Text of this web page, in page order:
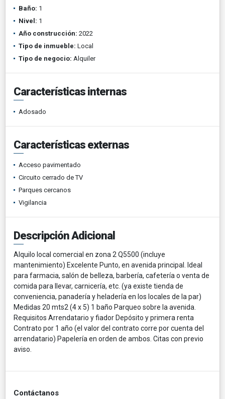
Baño: 1
Nivel: 1
Año construcción: 2022
Tipo de inmueble: Local
Tipo de negocio: Alquiler
Características internas
Adosado
Características externas
Acceso pavimentado
Circuito cerrado de TV
Parques cercanos
Vigilancia
Descripción Adicional
Alquilo local comercial en zona 2 Q5500 (incluye
mantenimiento) Excelente Punto, en avenida principal. Ideal
para farmacia, salón de belleza, barbería, cafetería o venta de
comida para llevar, carnicería, etc. (ya existe tienda de
conveniencia, panadería y heladería en los locales de la par)
Medidas 20 mts2 (4 x 5) 1 baño Parqueo sobre la avenida.
Requisitos Arrendatario y fiador Depósito y primera renta
Contrato por 1 año (el valor del contrato corre por cuenta del
arrendatario) Papelería en orden de ambos. Citas con previo
aviso.
Contáctanos